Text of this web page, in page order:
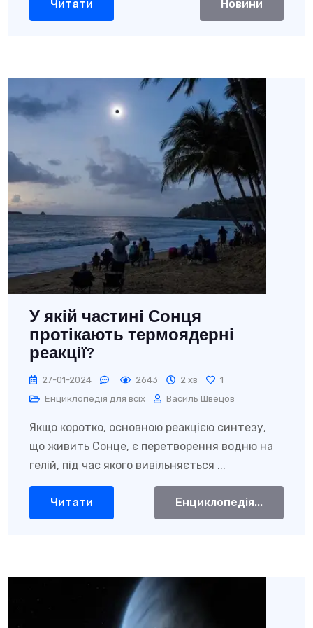
Читати Новини
У якій частині Сонця
протікають термоядерні
реакції?
27-01-2024 2643 2 хв
1
Енциклопедія для всіх
Василь Швецов
Якщо коротко, основною реакцією синтезу,
що живить Сонце, є перетворення водню на
гелій, під час якого вивільняється ...
Читати Енциклопедія...